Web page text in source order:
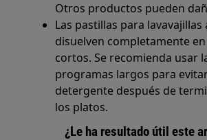
Otros productos pueden
Las pastillas para lavavajillas
disuelven completamente
cortos. Se recomienda usar
programas largos para
detergente después de
los platos.
¿Le ha resultado útil este